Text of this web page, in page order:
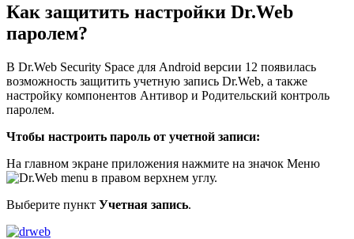
Как защитить настройки Dr.Web
паролем?
В Dr.Web Security Space для Android версии 12 появилась
возможность защитить учетную запись Dr.Web, а также
настройку компонентов Антивор и Родительский контроль
паролем.
Чтобы настроить пароль от учетной записи:
На главном экране приложения нажмите на значок Меню
в правом верхнем углу.
Выберите пункт Учетная запись.